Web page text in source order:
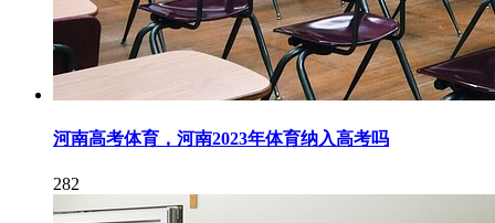
河南高考体育，河南2023年体育纳入高考吗
282